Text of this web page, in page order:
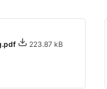
223.87 kB